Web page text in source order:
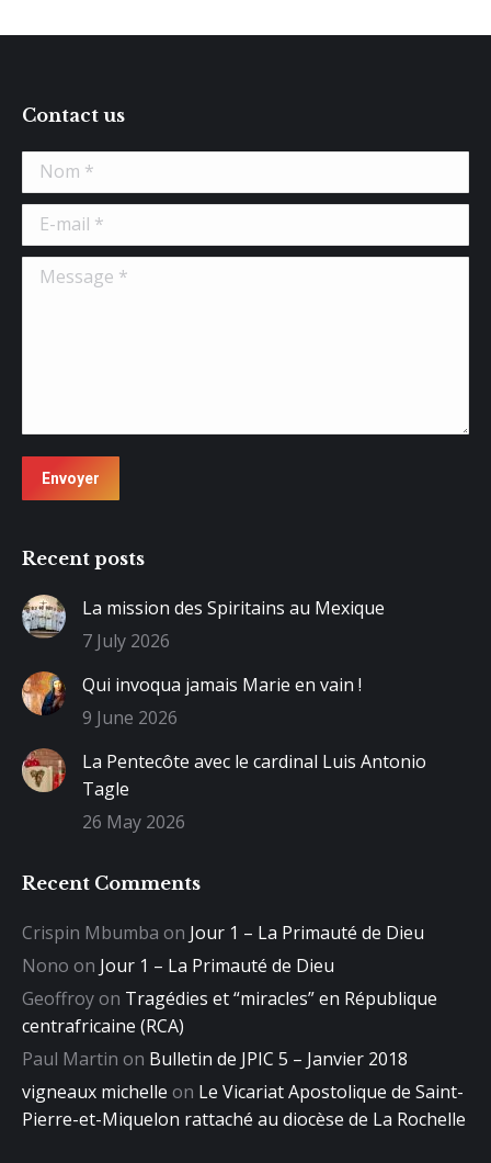
Contact us
Nom *
E-mail *
Message *
Envoyer
Recent posts
La mission des Spiritains au Mexique
7 July 2026
Qui invoqua jamais Marie en vain !
9 June 2026
La Pentecôte avec le cardinal Luis Antonio
Tagle
26 May 2026
Recent Comments
Crispin Mbumba on Jour 1 – La Primauté de Dieu
Nono on Jour 1 – La Primauté de Dieu
Geoffroyon Tragédies et “miracles” en République
centrafricaine (RCA)
Paul Martin on Bulletin de JPIC 5 – Janvier 2018
vigneaux michelle on Le Vicariat Apostolique de Saint-
Pierre-et-Miquelon rattaché au diocèse de La Rochelle